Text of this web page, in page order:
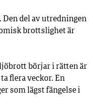
Den del av utredningen
brottslighet är
börjar i rätten är
flera veckor. En
som lägst fängelse i